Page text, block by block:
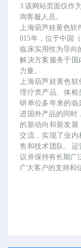
3.该网站页面仅作
询客服人员。
上海葫芦娃黄色软
015年，位于中国
临床实用性为导向
解决方案服务于国
力量。
上海葫芦娃黄色
理疗类产品、体
研单位多年来的临
进国外产品的同时
的新动向和新发
交流，实现了业内
售和技术团队、
议并保持有长期广
广大客户的支持和